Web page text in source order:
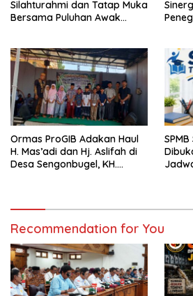
Silahturahmi dan Tatap Muka
Bersama Puluhan Awak
Ormas ProGIB Adakan Haul
H. Mas’adi dan Hj. Aslifah di
Desa Sengonbugel, KH.
Recommendation for You